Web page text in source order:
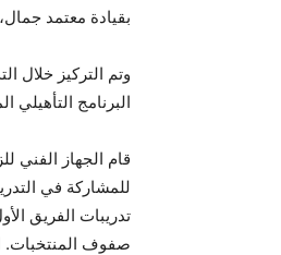
بقيادة معتمد
وتم التركيز خلال
البرنامج التأهيلي
للمشاركة في
تدريبات الفريق
صفوف المنتخبات.